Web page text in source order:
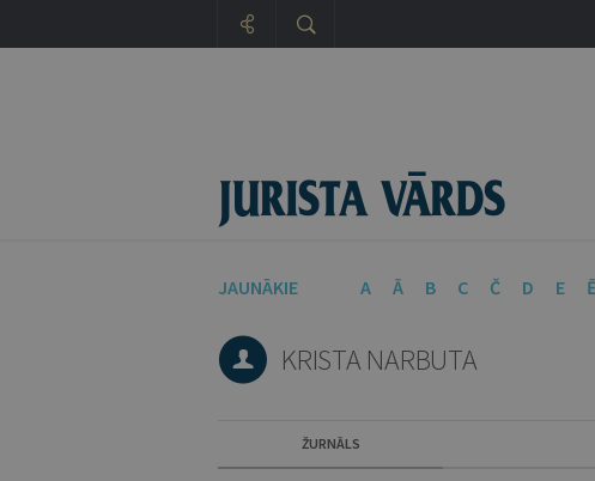
JAUNĀKIE A Ā B C Č D E Ē
KRISTA NARBUTA
ŽURNĀLS